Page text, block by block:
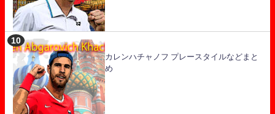
カレンハチャノフ プレースタイルなどまと
め